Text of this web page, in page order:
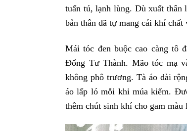
tuấn tú, lạnh lùng. Dù xuất thân
bản thân đã tự mang cái khí chất
Mái tóc đen buộc cao càng tô
Đổng Tư Thành. Mão tóc mạ
không phô trương. Tà áo dài
áo lấp ló mỗi khi múa kiếm.
thêm chút sinh khí cho gam màu